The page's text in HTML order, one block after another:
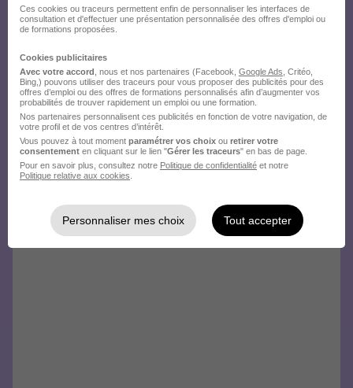
Ces cookies ou traceurs permettent enfin de personnaliser les interfaces de
consultation et d'effectuer une présentation personnalisée des offres d'emploi ou
de formations proposées.
Cookies publicitaires
Avec votre accord , nous et nos partenaires (Facebook, Google Ads , Critéo,
Bing,) pouvons utiliser des traceurs pour vous proposer des publicités pour des
offres d’emploi ou des offres de formations personnalisés afin d’augmenter vos
probabilités de trouver rapidement un emploi ou une formation.
Nos partenaires personnalisent ces publicités en fonction de votre navigation, de
votre profil et de vos centres d’intérêt.
Vous pouvez à tout moment paramétrer vos choix ou retirer votre
consentement en cliquant sur le lien "Gérer les traceurs" en bas de page.
Pour en savoir plus, consultez notre Politique de confidentialité et notre
Politique relative aux cookies
Personnaliser mes choix Tout accepter